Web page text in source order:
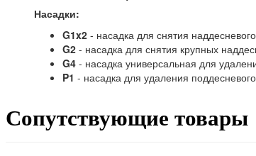
Насадки:
G1x2 - насадка для снятия
G2 - насадка для снятия крупных
G4 - насадка универсальная для
P1 - насадка для удаления
Сопутствующие товары